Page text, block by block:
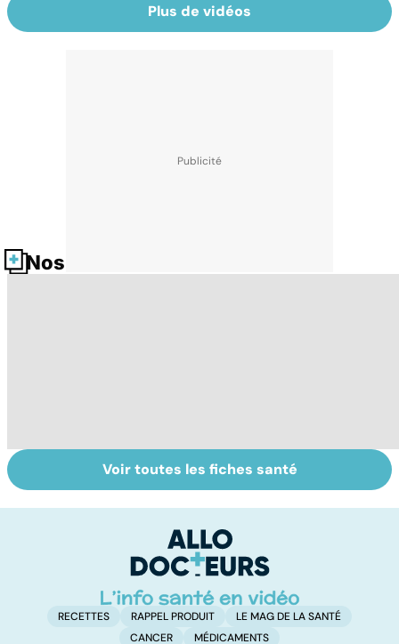
Plus de vidéos
Nos fiches santé
Les agrumes et
leurs bienfaits
Pesticides :
retour au bio ?
Voir toutes les fiches santé
RECETTES RAPPEL PRODUIT
LE MAG DE LA SANTÉ
CANCER
MÉDICAMENTS